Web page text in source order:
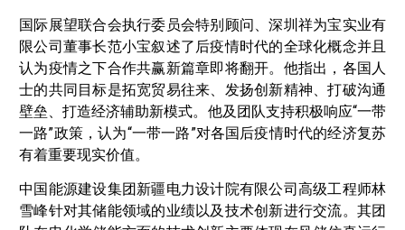
国际展望联合会执行委员会特别顾问、深圳祥为宝实业有
限公司董事长范小宝叙述了后疫情时代的全球化概念并且
认为疫情之下合作共赢新篇章即将翻开。他指出，各国人
士的共同目标是拓宽贸易往来、发扬创新精神、打破沟通
壁垒、打造经济辅助新模式。他及团队支持积极响应“一带
一路”政策，认为“一带一路”对各国后疫情时代的经济复苏
有着重要现实价值。
中国能源建设集团新疆电力设计院有限公司高级工程师林
雪峰针对其储能领域的业绩以及技术创新进行交流。其团